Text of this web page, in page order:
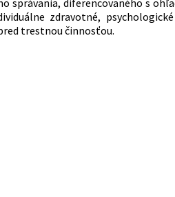
správania, diferencovaného s
zdravotné,
trestnou činnosťou.